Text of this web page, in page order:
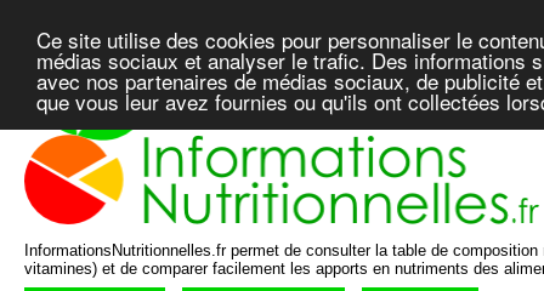
Ce site utilise des cookies pour personnaliser le
médias sociaux et analyser le trafic. Des informations
avec nos partenaires de médias sociaux, de publicité
que vous leur avez fournies ou qu'ils ont collectées
InformationsNutritionnelles.fr permet de consulter la table de
vitamines) et de comparer facilement les apports en nutriments des